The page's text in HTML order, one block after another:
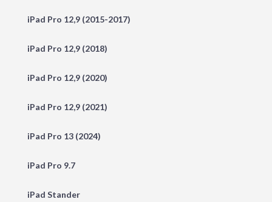
iPad Pro 12,9 (2015-2017)
iPad Pro 12,9 (2018)
iPad Pro 12,9 (2020)
iPad Pro 12,9 (2021)
iPad Pro 13 (2024)
iPad Pro 9.7
iPad Stander